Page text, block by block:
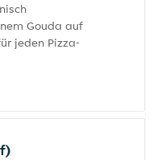
Gouda auf
jeden Pizza-